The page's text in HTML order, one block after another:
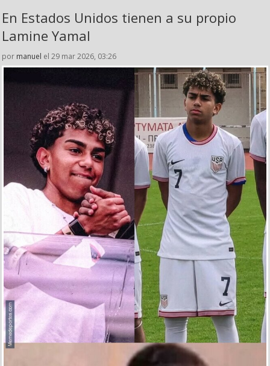
En Estados Unidos tienen a su propio
Lamine Yamal
por manuel el 29 mar 2026, 03:26